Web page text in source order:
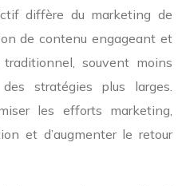
diffère du marketing de
de contenu engageant et
souvent moins
stratégies plus larges.
les efforts marketing,
et d’augmenter le retour